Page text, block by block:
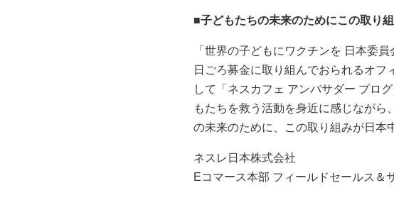
■子どもたちの未来のためにこの取り
「世界の子どもにワクチンを 日本委
日ごろ募金に取り組んでおられるオ
して「ネスカフェ アンバサダー プロ
もたちを救う活動を身近に感じなが
の未来のために、この取り組みが日本
ネスレ日本株式会社
Eコマース本部 フィールドセール